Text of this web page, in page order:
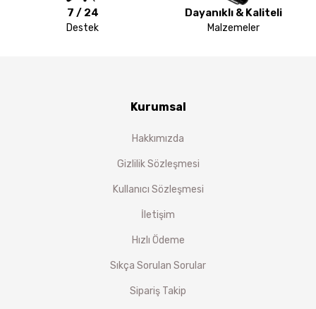
7 / 24
Destek
Dayanıklı & Kaliteli
Malzemeler
Kurumsal
Hakkımızda
Gizlilik Sözleşmesi
Kullanıcı Sözleşmesi
İletişim
Hızlı Ödeme
Sıkça Sorulan Sorular
Sipariş Takip